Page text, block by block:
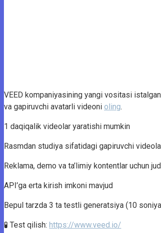
VEED kompaniyasining yangi vositasi
va gapiruvchi avatarli videoni oling.
1 daqiqalik videolar yaratishi mumkin
Rasmdan studiya sifatidagi gapiruvchi
Reklama, demo va ta’limiy kontentlar uchun
API’ga erta kirish imkoni mavjud
Bepul tarzda 3 ta testli generatsiya (10
🧪 Test qilish: https://www.veed.io/